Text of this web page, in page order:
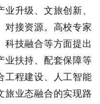
升级、文旅创新、
对接资源。高校专家
科技融合等方面提出
业扶持、配套保障等
工程建设、人工智能
旅业态融合的实现路